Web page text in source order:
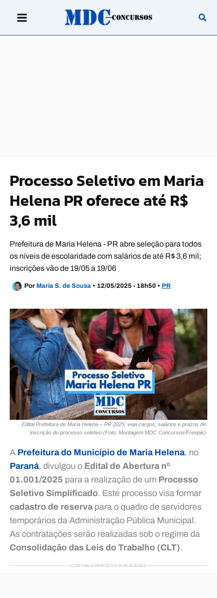
Processo Seletivo em Maria
Helena PR oferece até R$
3,6 mil
Prefeitura de Maria Helena - PR abre seleção para todos
os níveis de escolaridade com salários de até R$ 3,6 mil;
inscrições vão de 19/05 a 19/06
Por Maria S. de Sousa • 12/05/2025 - 18h50 • PR
Edital Prefeitura de Maria Helena – PR 2025: veja cargos, salários e prazos de
inscrição do processo seletivo (Foto: Montagem MDC Concursos/Freepik)
A Prefeitura do Município de Maria Helena, no
Paraná, divulgou o Edital de Abertura nº
01.001/2025 para a realização de um Processo
Seletivo Simplificado. Este processo visa formar
cadastro de reservapara o quadro de servidores
temporários da Administração Pública Municipal.
As contratações serão realizadas sob o regime da
Consolidação das Leis do Trabalho (CLT).
CONTINUA DEPOIS DA PUBLICIDADE